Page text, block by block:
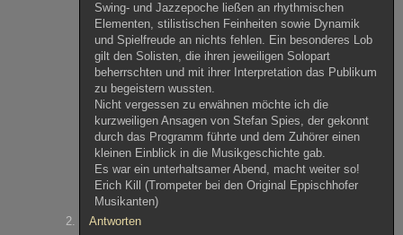
Swing- und Jazzepoche ließen an rhythmischen
Elementen, stilistischen Feinheiten sowie Dynamik
und Spielfreude an nichts fehlen. Ein besonderes Lob
gilt den Solisten, die ihren jeweiligen Solopart
beherrschten und mit ihrer Interpretation das Publikum
zu begeistern wussten.
Nicht vergessen zu erwähnen möchte ich die
kurzweiligen Ansagen von Stefan Spies, der gekonnt
durch das Programm führte und dem Zuhörer einen
kleinen Einblick in die Musikgeschichte gab.
Es war ein unterhaltsamer Abend, macht weiter so!
Erich Kill (Trompeter bei den Original Eppischhofer
Musikanten)
Antworten